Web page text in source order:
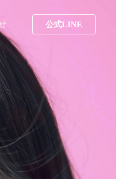
公式LINE